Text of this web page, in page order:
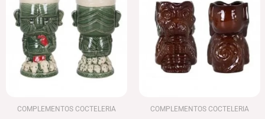
COMPLEMENTOS COCTELERIA COMPLEMENTOS COCTELERIA